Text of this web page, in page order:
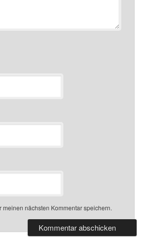
nächsten Kommentar speichern.